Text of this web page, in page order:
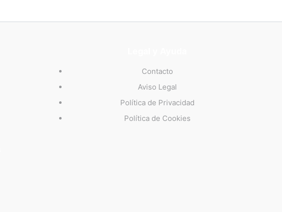
Contacto
Aviso Legal
Política de Privacidad
Política de Cookies